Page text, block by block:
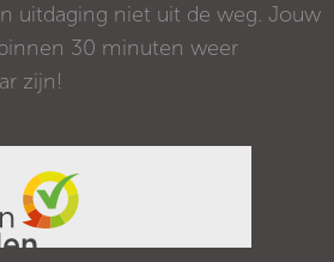
uitdaging niet uit de weg. Jouw
30 minuten weer
zijn!